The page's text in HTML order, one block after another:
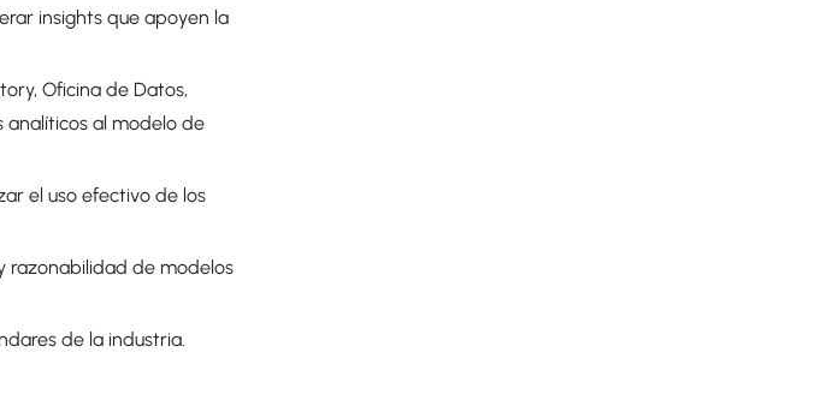
insights que apoyen la
Oficina de Datos,
analíticos al modelo de
el uso efectivo de los
razonabilidad de modelos
de la industria.